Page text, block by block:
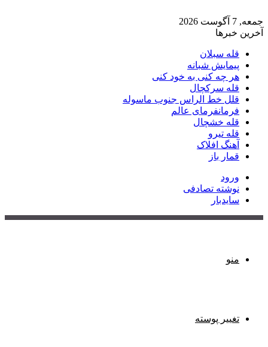
جمعه, 7 آگوست 2026
آخرین خبرها
قله سبلان
پیمایش شبانه
هر چه کنی به خود کنی
قله سرکچال
قلل خط الراس جنوب ماسوله
فرمانفرمای عالم
قله خشچال
قله تیرو
آهنگ افلاک
قمار باز
ورود
نوشته تصادفی
سایدبار
منو
تغییر پوسته